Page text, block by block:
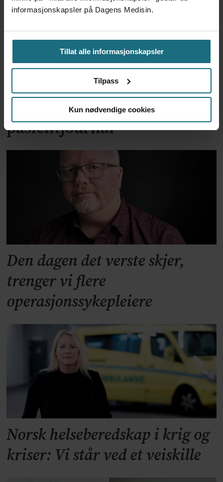
informasjonskapsler på Dagens Medisin.
Tillat alle informasjonskapsler
Tilpass
Kun nødvendige cookies
Dansk sykepleier i retten for
å ha slått opp i
pasientjournal
Den dagen det verste skjer,
trenger vi flere
operasjonssykepleiere
Norsk helseberedskap i krig og
kriser: Vi står ved et veiskille